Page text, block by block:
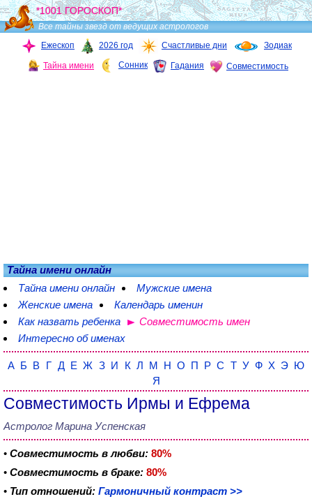
*1001 ГОРОСКОП*
Все тайны звезд от ведущих астрологов
Ежескоп
2026 год Счастливые дни Зодиак
Тайна имени Сонник Гадания Совместимость
Тайна имени онлайн
Тайна имени онлайн
Мужские имена
Женские имена
Календарь именин
Как назвать ребенка
Совместимость имен
Интересно об именах
А Б В Г Д Е Ж З И К Л М Н О П Р С Т У Ф Х Э Ю
Я
Совместимость Ирмы и Ефрема
Астролог Марина Успенская
• Совместимость в любви: 80%
• Совместимость в браке: 80%
• Тип отношений: Гармоничный контраст >>